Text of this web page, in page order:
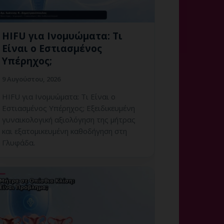
HIFU για Ινομυώματα: Τι
Είναι ο Εστιασμένος
Υπέρηχος;
HIFU για Ινομυώματα: Τι Είναι ο
Εστιασμένος Υπέρηχος; Εξειδικευμένη
γυναικολογική αξιολόγηση της μήτρας
και εξατομικευμένη καθοδήγηση στη
Γλυφάδα.